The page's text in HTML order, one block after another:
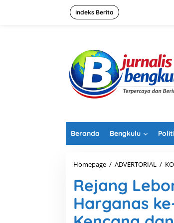
Indeks Berita
Beranda Bengkulu
Homepage / ADVERTORIAL /
Rejang
Harganas